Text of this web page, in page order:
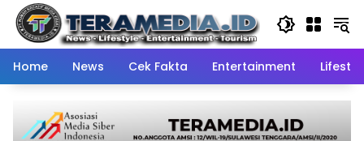
Skip
content
Home
News Cek Fakta Entertainment